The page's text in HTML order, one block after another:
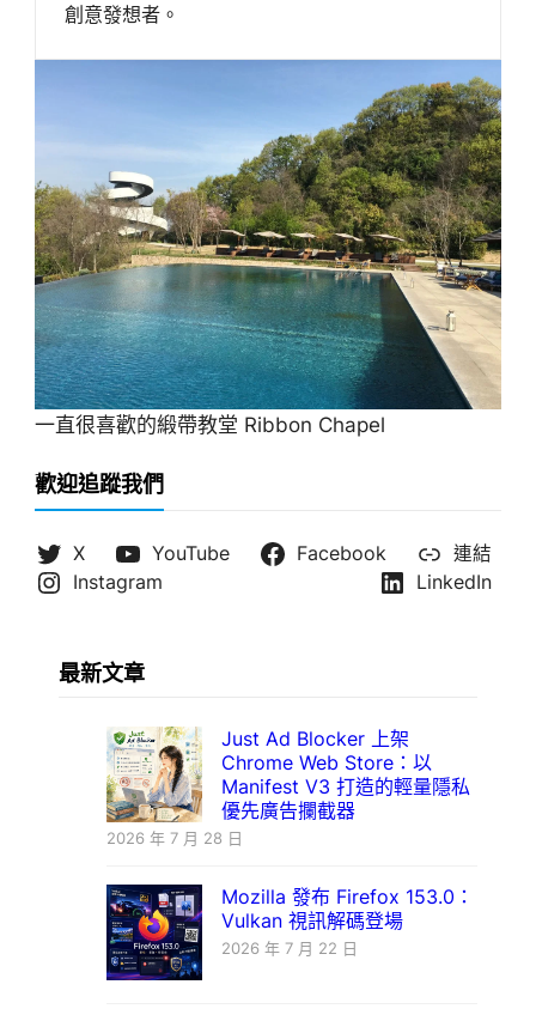
創意發想者。
一直很喜歡的緞帶教堂 Ribbon Chapel
歡迎追蹤我們
X YouTube Facebook
連結
Instagram
LinkedIn
最新文章
Just Ad Blocker 上架
Chrome Web Store：以
Manifest V3 打造的輕量隱私
優先廣告攔截器
2026 年 7 月 28 日
Mozilla 發布 Firefox 153.0：
Vulkan 視訊解碼登場
2026 年 7 月 22 日